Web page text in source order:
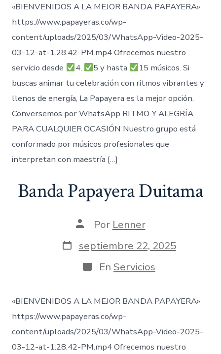
«BIENVENIDOS A LA MEJOR BANDA PAPAYERA»
https://www.papayeras.co/wp-
content/uploads/2025/03/WhatsApp-Video-2025-
03-12-at-1.28.42-PM.mp4 Ofrecemos nuestro
servicio desde
4, 5 y hasta
15 músicos. Si
buscas animar tu celebración con ritmos vibrantes y
llenos de energía, La Papayera es la mejor opción.
Conversemos por WhatsApp RITMO Y ALEGRÍA
PARA CUALQUIER OCASIÓN Nuestro grupo está
conformado por músicos profesionales que
interpretan con maestría […]
Banda Papayera Duitama
Autor
la
entrada
Por Lenner
Fecha
de
publicación
septiembre 22, 2025
Categorías
En Servicios
«BIENVENIDOS A LA MEJOR BANDA PAPAYERA»
https://www.papayeras.co/wp-
content/uploads/2025/03/WhatsApp-Video-2025-
03-12-at-1.28.42-PM.mp4 Ofrecemos nuestro